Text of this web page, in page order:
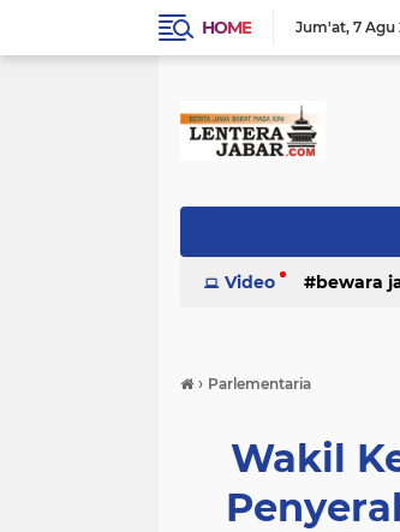
HOME Jum'at 7 Agu
Video bewara
› Parlementaria
Wakil